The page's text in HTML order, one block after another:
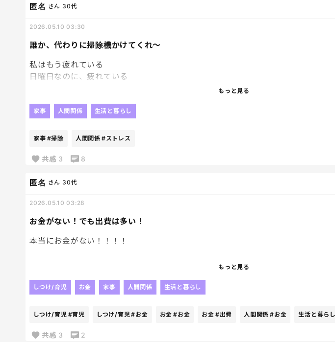
やっぱり話す人がいるって、いいよね。
なんだかホッとしたな☺️
誰か、代わりに掃除機かけてくれ〜
匿名 さん 30代
2026.05.10 03:30
私はもう疲れている
日曜日なのに、疲れている
明日からまた1週間始まるという心のストレスもある、、、、
動けない〜
もっと見る
家事 人間関係 生活と暮らし
家事 #掃除 人間関係 #ストレス
共感 3 8
お金がない！でも出費は多い！
匿名 さん 30代
2026.05.10 03:28
本当にお金がない！！！！
それなのに、生活するにも、育児するにも金がかかる！！！！
もうしんどい！！！！
もっと見る
しつけ/育児 お金 家事 人間関係 生活と暮らし
しつけ/育児 #育児 しつけ/育児#お金 お金 #お金 お金 #出費 人間関係 #お金 生活と暮らし
共感 3 2